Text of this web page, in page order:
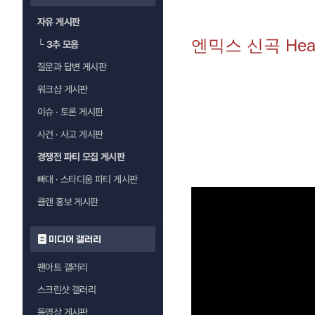
자유 게시판
└3추 모음
질문과 답변 게시판
워크샵 게시판
이슈 · 토론 게시판
사건 · 사고 게시판
경쟁전 파티 모집 게시판
빠대 · 스타디움 파티 게시판
클랜 홍보 게시판
미디어 갤러리
팬아트 갤러리
스크린샷 갤러리
동영상 게시판
엔믹스 신곡